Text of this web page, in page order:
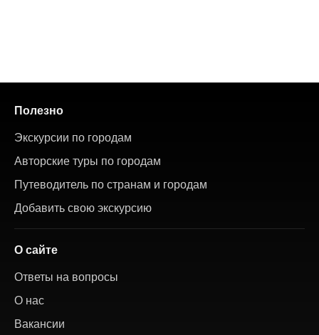
Полезно
Экскурсии по городам
Авторские туры по городам
Путеводитель по странам и городам
Добавить свою экскурсию
О сайте
Ответы на вопросы
О нас
Вакансии